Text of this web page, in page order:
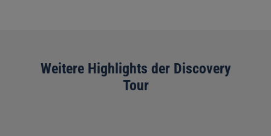
Weitere Highlights der Discovery
Tour